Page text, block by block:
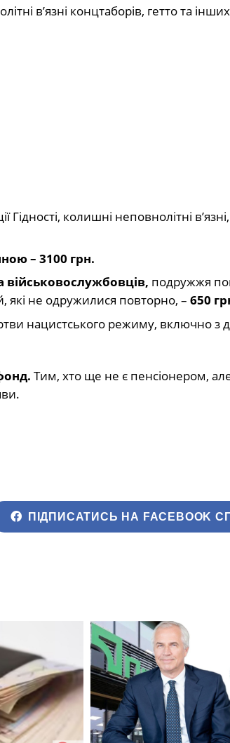
в’язні концтаборів, гетто та
колишні неповнолітні
– 3100 грн.
військовослужбовців, подружжя
які не одружилися повторно, – 650
нацистського режиму, включно з
Тим, хто ще не є пенсіонером,
ПІДПИСАТИСЬ НА FACEBOOK